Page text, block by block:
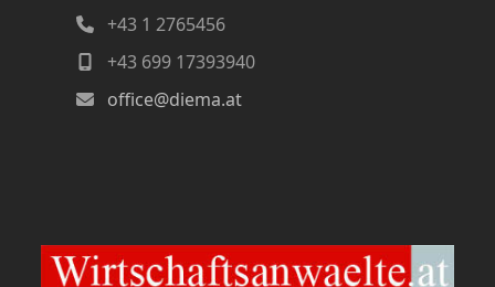
+43 1 2765456
+43 699 17393940
office@diema.at